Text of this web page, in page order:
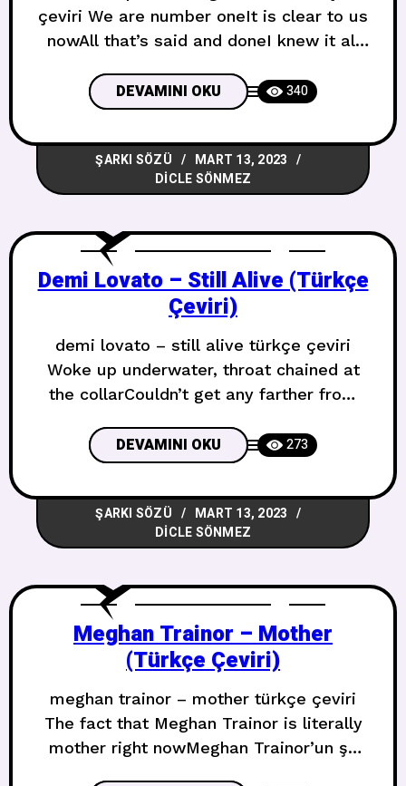
çeviri We are number oneIt is clear to us
nowAll that’s said and doneI knew it all
takes time to love Biz bir numarayızArtık
bizim için bu ortadaBütün söylenenler ve
yapılanlarBaşından beri biliyordumVe
dünya öğrenecekAma, oh, sevmek zaman
alır Do
DEVAMINI OKU 340
ŞARKI SÖZÜ
MART 13, 2023
DICLE SÖNMEZ
Demi Lovato – Still Alive (Türkçe
Çeviri)
demi lovato – still alive türkçe çeviri
Woke up underwater, throat chained at
the collarCouldn’t get any farther from
a machine orChokin’ and screamin’ with
my hands tied? Su altında uyandım,
boğazım zincirlenmişGün ışığından daha
uzağa gidemedimHala rüya görüyor
muydum, bir makineye mi takıldım,
DEVAMINI OKU 273
ŞARKI SÖZÜ
MART 13, 2023
DICLE SÖNMEZ
Meghan Trainor – Mother
(Türkçe Çeviri)
meghan trainor – mother türkçe çeviri
The fact that Meghan Trainor is literally
mother right nowMeghan Trainor’un şu